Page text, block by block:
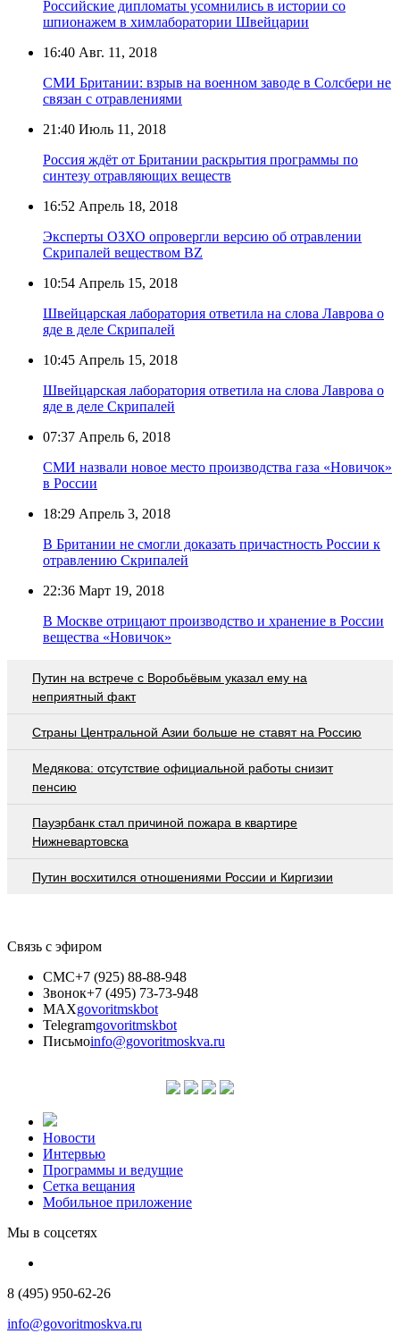
Российские дипломаты усомнились в истории со
шпионажем в химлаборатории Швейцарии
16:40 Авг. 11, 2018
СМИ Британии: взрыв на военном заводе в Солсбери не
связан с отравлениями
21:40 Июль 11, 2018
Россия ждёт от Британии раскрытия программы по
синтезу отравляющих веществ
16:52 Апрель 18, 2018
Эксперты ОЗХО опровергли версию об отравлении
Скрипалей веществом BZ
10:54 Апрель 15, 2018
Швейцарская лаборатория ответила на слова Лаврова о
яде в деле Скрипалей
10:45 Апрель 15, 2018
Швейцарская лаборатория ответила на слова Лаврова о
яде в деле Скрипалей
07:37 Апрель 6, 2018
СМИ назвали новое место производства газа «Новичок»
в России
18:29 Апрель 3, 2018
В Британии не смогли доказать причастность России к
отравлению Скрипалей
22:36 Март 19, 2018
В Москве отрицают производство и хранение в России
вещества «Новичок»
Путин на встрече с Воробьёвым указал ему на
неприятный факт
Страны Центральной Азии больше не ставят на Россию
Медякова: отсутствие официальной работы снизит
пенсию
Пауэрбанк стал причиной пожара в квартире
Нижневартовска
Путин восхитился отношениями России и Киргизии
Связь с эфиром
СМС+7 (925) 88-88-948
Звонок+7 (495) 73-73-948
MAXgovoritmskbot
Telegramgovoritmskbot
Письмоinfo@govoritmoskva.ru
Новости
Интервью
Программы и ведущие
Сетка вещания
Мобильное приложение
Мы в соцсетях
8 (495) 950-62-26
info@govoritmoskva.ru